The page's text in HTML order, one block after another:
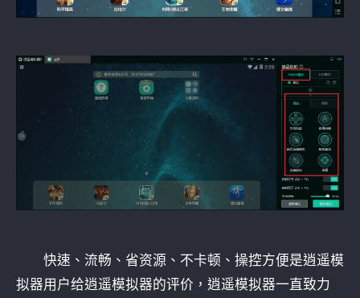
快速、流畅、省资源、不卡顿、操控方便是逍遥模
拟器用户给逍遥模拟器的评价，逍遥模拟器一直致力